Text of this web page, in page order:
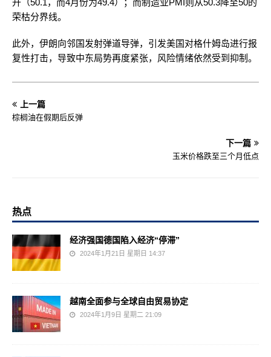
升（50.1，而4月份为49.4）；而制造业PMI则从50.3降至50的
荣枯分界线。
此外，伊朗向邻国发射弹道导弹，引发美国对格什姆岛进行报
复性打击，导致中东局势再度紧张，风险情绪依然受到抑制。
上一篇
棕榈油在假期后反弹
下一篇
玉米价格跌至三个月低点
热点
经济强国德国陷入经济“停滞”
2024年1月21日 星期日 14:37
越南全面参与全球自由贸易协定
2024年1月9日 星期二 21:09